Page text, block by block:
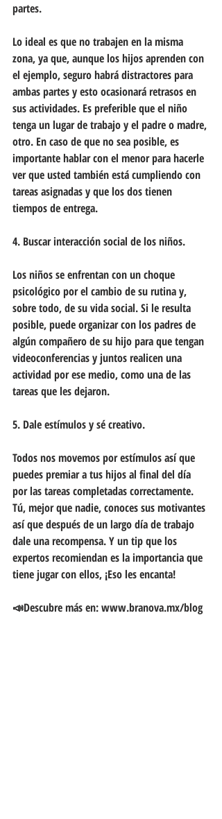
partes.
Lo ideal es que no trabajen en la misma
zona, ya que, aunque los hijos aprenden con
el ejemplo, seguro habrá distractores para
ambas partes y esto ocasionará retrasos en
sus actividades. Es preferible que el niño
tenga un lugar de trabajo y el padre o madre,
otro. En caso de que no sea posible, es
importante hablar con el menor para hacerle
ver que usted también está cumpliendo con
tareas asignadas y que los dos tienen
tiempos de entrega.
4. Buscar interacción social de los niños.
Los niños se enfrentan con un choque
psicológico por el cambio de su rutina y,
sobre todo, de su vida social. Si le resulta
posible, puede organizar con los padres de
algún compañero de su hijo para que tengan
videoconferencias y juntos realicen una
actividad por ese medio, como una de las
tareas que les dejaron.
5. Dale estímulos y sé creativo.
Todos nos movemos por estímulos así que
puedes premiar a tus hijos al final del día
por las tareas completadas correctamente.
Tú, mejor que nadie, conoces sus motivantes
así que después de un largo día de trabajo
dale una recompensa. Y un tip que los
expertos recomiendan es la importancia que
tiene jugar con ellos, ¡Eso les encanta!
📣Descubre más en: www.branova.mx/blog